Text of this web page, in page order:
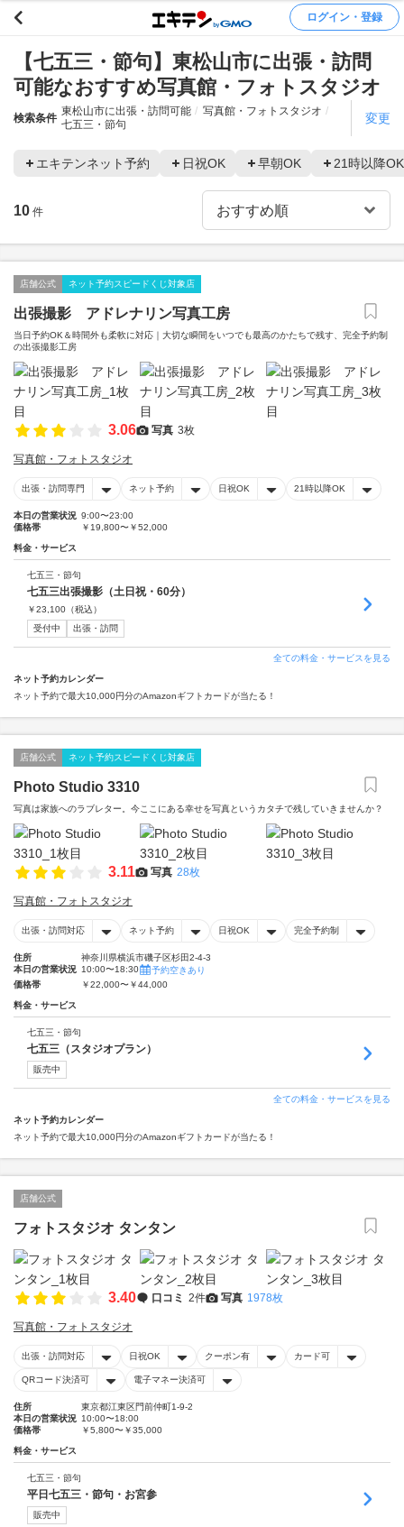
ログイン・登録
【七五三・節句】東松山市に出張・訪問
可能なおすすめ写真館・フォトスタジオ
検索条件
東松山市に出張・訪問可能
写真館・フォトスタジオ
七五三・節句
変更
エキテンネット予約 日祝OK 早朝OK 21時以降OK
10 件
店舗公式 ネット予約スピードくじ対象店
出張撮影 アドレナリン写真工房
当日予約OK＆時間外も柔軟に対応｜大切な瞬間をいつでも最高のかたちで残す、完全予約制
の出張撮影工房
3.06 写真 3枚
写真館・フォトスタジオ
出張・訪問専門 ネット予約 日祝OK 21時以降OK
本日の営業状況 9:00〜23:00
価格帯
￥19,800〜￥52,000
料金・サービス
七五三・節句
七五三出張撮影（土日祝・60分）
￥23,100 （税込）
受付中
出張・訪問
全ての料金・サービスを見る
ネット予約カレンダー
ネット予約で最大10,000円分のAmazonギフトカードが当たる！
店舗公式 ネット予約スピードくじ対象店
Photo Studio 3310
写真は家族へのラブレター。今ここにある幸せを写真というカタチで残していきませんか？
3.11 写真 28枚
写真館・フォトスタジオ
出張・訪問対応 ネット予約 日祝OK 完全予約制
住所
神奈川県横浜市磯子区杉田2-4-3
本日の営業状況 10:00〜18:30
予約空きあり
価格帯
￥22,000〜￥44,000
料金・サービス
七五三・節句
七五三（スタジオプラン）
販売中
全ての料金・サービスを見る
ネット予約カレンダー
ネット予約で最大10,000円分のAmazonギフトカードが当たる！
店舗公式
フォトスタジオ タンタン
3.40 口コミ 2件 写真 1978枚
写真館・フォトスタジオ
出張・訪問対応 日祝OK クーポン有 カード可
QRコード決済可 電子マネー決済可
住所
東京都江東区門前仲町1-9-2
本日の営業状況 10:00〜18:00
価格帯
￥5,800〜￥35,000
料金・サービス
七五三・節句
平日七五三・節句・お宮参
販売中